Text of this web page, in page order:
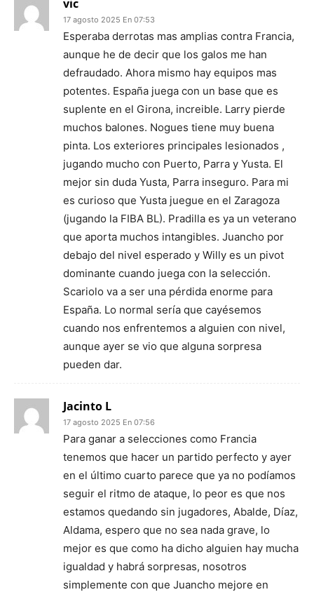
vic
17 agosto 2025 En 07:53
Esperaba derrotas mas amplias contra Francia,
aunque he de decir que los galos me han
defraudado. Ahora mismo hay equipos mas
potentes. España juega con un base que es
suplente en el Girona, increible. Larry pierde
muchos balones. Nogues tiene muy buena
pinta. Los exteriores principales lesionados ,
jugando mucho con Puerto, Parra y Yusta. El
mejor sin duda Yusta, Parra inseguro. Para mi
es curioso que Yusta juegue en el Zaragoza
(jugando la FIBA BL). Pradilla es ya un veterano
que aporta muchos intangibles. Juancho por
debajo del nivel esperado y Willy es un pivot
dominante cuando juega con la selección.
Scariolo va a ser una pérdida enorme para
España. Lo normal sería que cayésemos
cuando nos enfrentemos a alguien con nivel,
aunque ayer se vio que alguna sorpresa
pueden dar.
Jacinto L
17 agosto 2025 En 07:56
Para ganar a selecciones como Francia
tenemos que hacer un partido perfecto y ayer
en el último cuarto parece que ya no podíamos
seguir el ritmo de ataque, lo peor es que nos
estamos quedando sin jugadores, Abalde, Díaz,
Aldama, espero que no sea nada grave, lo
mejor es que como ha dicho alguien hay mucha
igualdad y habrá sorpresas, nosotros
simplemente con que Juancho mejore en